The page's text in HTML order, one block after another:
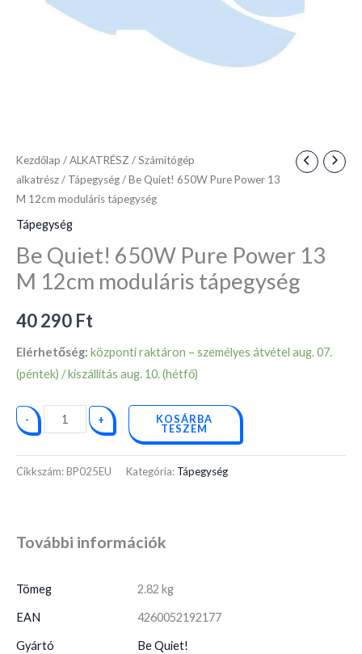
Kezdőlap /ALKATRÉSZ /Számítógép
alkatrész/ Tápegység/ Be Quiet! 650W Pure Power 13
M 12cm moduláris tápegység
Tápegység
Be Quiet! 650W Pure Power 13
M 12cm moduláris tápegység
40 290 Ft
Elérhetőség: központi raktáron – személyes átvétel aug. 07.
(péntek) / kiszállítás aug. 10. (hétfő)
-
tápegység
mennyiség
+ KOSÁRBA
TESZEM
Cikkszám:BP025EU Kategória: Tápegység
További információk
Tömeg 2.82 kg
EAN 4260052192177
Gyártó Be Quiet!